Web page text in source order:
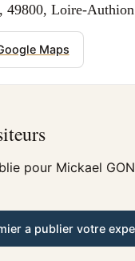
49800, Loire-Authion
Maps
pour Mickael
a publier votre